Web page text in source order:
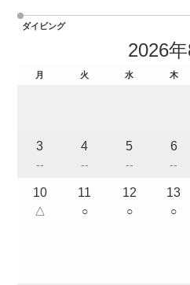
ダイビング
2026年
月 火 水 木
3
--
4
--
5
--
6
--
10
△
11
○
12
○
13
○